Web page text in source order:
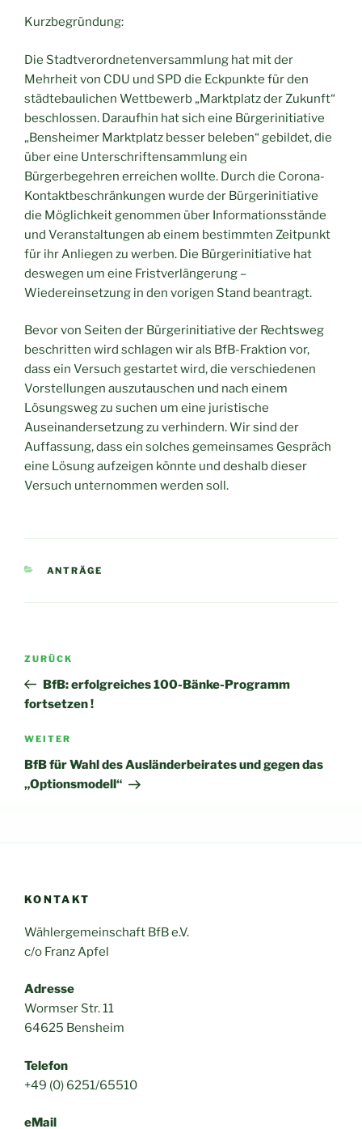
Kurzbegründung:
Die Stadtverordnetenversammlung hat mit der
Mehrheit von CDU und SPD die Eckpunkte für den
städtebaulichen Wettbewerb „Marktplatz der Zukunft“
beschlossen. Daraufhin hat sich eine Bürgerinitiative
„Bensheimer Marktplatz besser beleben“ gebildet, die
über eine Unterschriftensammlung ein
Bürgerbegehren erreichen wollte. Durch die Corona-
Kontaktbeschränkungen wurde der Bürgerinitiative
die Möglichkeit genommen über Informationsstände
und Veranstaltungen ab einem bestimmten Zeitpunkt
für ihr Anliegen zu werben. Die Bürgerinitiative hat
deswegen um eine Fristverlängerung –
Wiedereinsetzung in den vorigen Stand beantragt.
Bevor von Seiten der Bürgerinitiative der Rechtsweg
beschritten wird schlagen wir als BfB-Fraktion vor,
dass ein Versuch gestartet wird, die verschiedenen
Vorstellungen auszutauschen und nach einem
Lösungsweg zu suchen um eine juristische
Auseinandersetzung zu verhindern. Wir sind der
Auffassung, dass ein solches gemeinsames Gespräch
eine Lösung aufzeigen könnte und deshalb dieser
Versuch unternommen werden soll.
KATEGORIEN
ANTRÄGE
Beitragsnavigation
Vorheriger
Beitrag
ZURÜCK
BfB: erfolgreiches 100-Bänke-Programm
fortsetzen !
Nächster
Beitrag
WEITER
BfB für Wahl des Ausländerbeirates und gegen das
„Optionsmodell“
KONTAKT
Wählergemeinschaft BfB e.V.
c/o Franz Apfel
Adresse
Wormser Str. 11
64625 Bensheim
Telefon
+49 (0) 6251/65510
eMail